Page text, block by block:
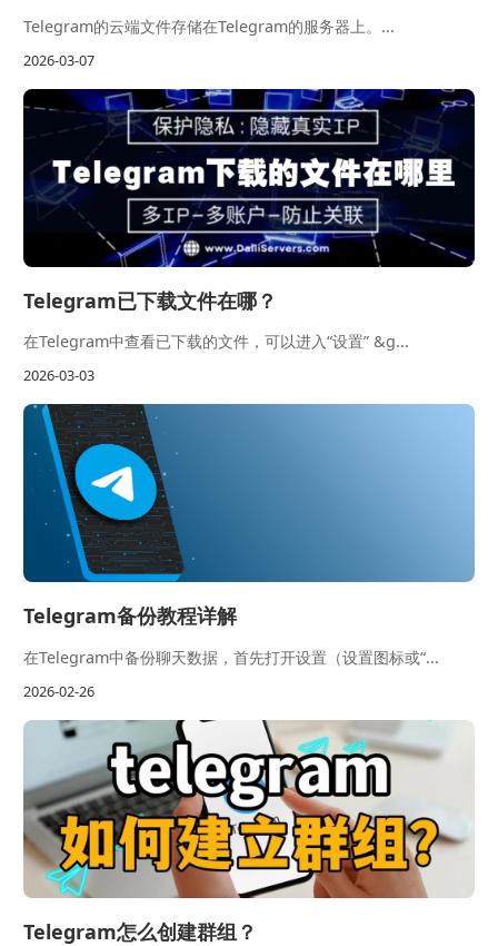
Telegram的云端文件存储在Telegram的服务器上。...
2026-03-07
Telegram已下载文件在哪？
在Telegram中查看已下载的文件，可以进入“设置” &g...
2026-03-03
Telegram备份教程详解
在Telegram中备份聊天数据，首先打开设置（设置图标或“...
2026-02-26
Telegram怎么创建群组？